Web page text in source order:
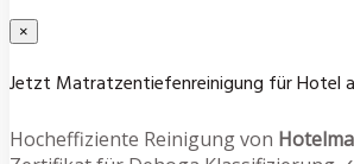
×
Jetzt Matratzentiefenreinigung für Hotel
Hocheffiziente Reinigung von